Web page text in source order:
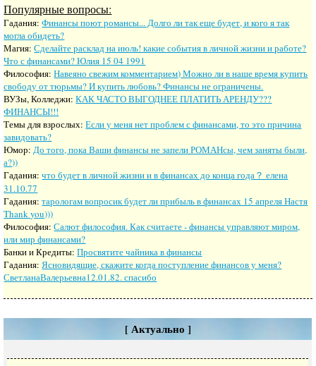
Популярные вопросы:
Гадания:Финансы поют романсы... Долго ли так еще будет, и кого я так
могла обидеть?
Магия:Сделайте расклад на июль! какие события в личной жизни и работе?
Что с финансами? Юлия 15 04 1991
Философия:Навеяно свежим комментарием) Можно ли в наше время купить
свободу от тюрьмы? И купить любовь? Финансы не ограничены.
ВУЗы, Колледжи:КАК ЧАСТО ВЫГОДНЕЕ ПЛАТИТЬ АРЕНДУ???
ФИНАНСЫ!!!
Темы для взрослых:Если у меня нет проблем с финансами, то это причина
завидовать?
Юмор:До того, пока Ваши финансы не запели РОМАНсы, чем заняты были,
а?))
Гадания:что будет в личной жизни и в финансах до конца года？ елена
31.10.77
Гадания:тарологам вопросик будет ли прибыль в финансах 15 апреля Настя
Thank you)))
Философия:Салют философия. Как считаете - финансы управляют миром,
или мир финансами?
Банки и Кредиты:Просвятите чайника в финансы
Гадания:Ясновидящие, скажите когда поступление финансов у меня?
СветланаВалерьевна12.01.82. спасибо
[ Актуально ]